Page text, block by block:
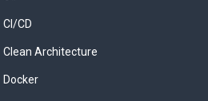
CI/CD
Clean Architecture
Docker